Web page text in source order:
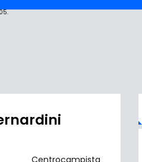
Centrocampista